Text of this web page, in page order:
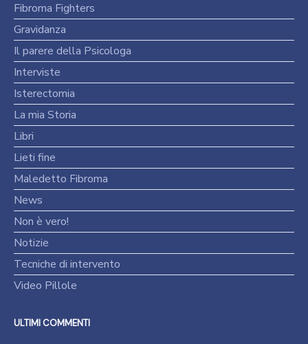
Fibroma Fighters
Gravidanza
Il parere della Psicologa
Interviste
Isterectomia
La mia Storia
Libri
Lieti fine
Maledetto Fibroma
News
Non è vero!
Notizie
Tecniche di intervento
Video Pillole
ULTIMI COMMENTI